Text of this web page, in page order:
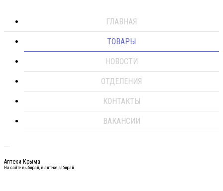
ГЛАВНАЯ
ТОВАРЫ
НОВОСТИ
ОТДЕЛЕНИЯ
КОНТАКТЫ
ВАКАНСИИ
Аптеки Крыма
На сайте выбирай, в аптеке забирай